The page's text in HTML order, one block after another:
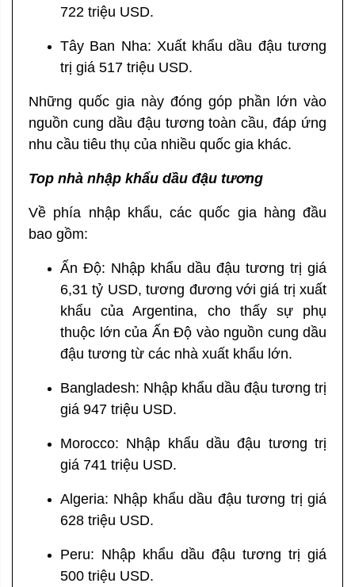
722 triệu USD.
Tây Ban Nha: Xuất khẩu dầu đậu tương
trị giá 517 triệu USD.
Những quốc gia này đóng góp phần lớn vào
nguồn cung dầu đậu tương toàn cầu, đáp ứng
nhu cầu tiêu thụ của nhiều quốc gia khác.
Top nhà nhập khẩu dầu đậu tương
Về phía nhập khẩu, các quốc gia hàng đầu
bao gồm:
Ấn Độ: Nhập khẩu dầu đậu tương trị giá
6,31 tỷ USD, tương đương với giá trị xuất
khẩu của Argentina, cho thấy sự phụ
thuộc lớn của Ấn Độ vào nguồn cung dầu
đậu tương từ các nhà xuất khẩu lớn.
Bangladesh: Nhập khẩu dầu đậu tương trị
giá 947 triệu USD.
Morocco: Nhập khẩu dầu đậu tương trị
giá 741 triệu USD.
Algeria: Nhập khẩu dầu đậu tương trị giá
628 triệu USD.
Peru: Nhập khẩu dầu đậu tương trị giá
500 triệu USD.